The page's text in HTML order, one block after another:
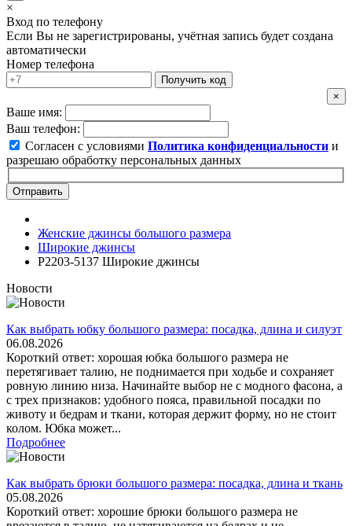
×
Вход по телефону
Если Вы не зарегистрированы, учётная запись будет создана
автоматически
Номер телефона
Получить код
×
Ваше имя:
Ваш телефон:
Согласен с условиями Политика конфиденциальности и
разрешаю обработку персональных данных
Отправить
Женские джинсы большого размера
Широкие джинсы
Р2203-5137 Широкие джинсы
Новости
Как выбрать юбку большого размера: посадка, длина и силуэт
06.08.2026
Короткий ответ: хорошая юбка большого размера не
перетягивает талию, не поднимается при ходьбе и сохраняет
ровную линию низа. Начинайте выбор не с модного фасона, а
с трех признаков: удобного пояса, правильной посадки по
животу и бедрам и ткани, которая держит форму, но не стоит
колом. Юбка может...
Подробнее
Как выбрать брюки большого размера: посадка, длина и ткань
05.08.2026
Короткий ответ: хорошие брюки большого размера не